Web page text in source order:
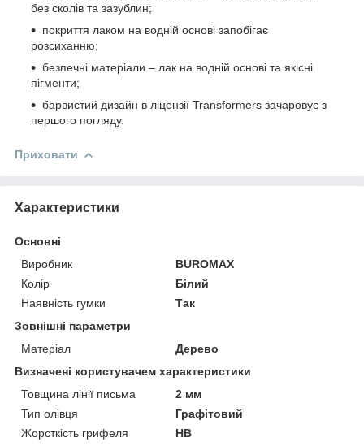
без сколів та зазублин;
покриття лаком на водній основі запобігає
розсиханню;
безпечні матеріали – лак на водній основі та якісні
пігменти;
барвистий дизайн в ліцензії Transformers зачаровує з
першого погляду.
Приховати
Характеристики
Основні
Виробник
BUROMAX
Колір
Білий
Наявність гумки
Так
Зовнішні параметри
Матеріал
Дерево
Визначені користувачем характеристики
Товщина лінії письма
2 мм
Тип олівця
Графітовий
Жорсткість грифеля
HB